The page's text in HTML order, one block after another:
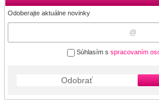
Odoberajte aktuálne novinky
Súhlasím s spracovaním
Odobrať